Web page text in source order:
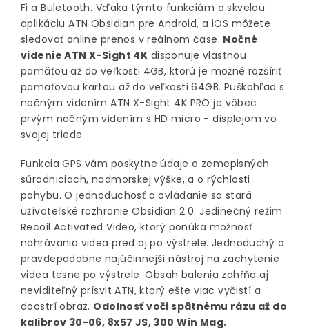
Fi a Buletooth. Vďaka týmto funkciám a skvelou
aplikáciu ATN Obsidian pre Android, a iOS môžete
sledovať online prenos v reálnom čase. Nočné
videnie ATN X-Sight 4K disponuje vlastnou
pamäťou až do veľkosti 4GB, ktorú je možné rozšíriť
pamäťovou kartou až do veľkosti 64GB. Puškohľad s
nočným videním ATN X-Sight 4K PRO je vôbec
prvým nočným videním s HD micro - displejom vo
svojej triede.
Funkcia GPS vám poskytne údaje o zemepisných
súradniciach, nadmorskej výške, a o rýchlosti
pohybu. O jednoduchosť a ovládanie sa stará
užívateľské rozhranie Obsidian 2.0. Jedinečný režim
Recoil Activated Video, ktorý ponúka možnosť
nahrávania videa pred aj po výstrele. Jednoduchý a
pravdepodobne najúčinnejší nástroj na zachytenie
videa tesne po výstrele. Obsah balenia zahŕňa aj
neviditeľný prísvit ATN, ktorý ešte viac vyčistí a
doostrí obraz. Odolnosť voči spätnému rázu až do
kalibrov 30-06, 8x57 JS, 300 Win Mag.